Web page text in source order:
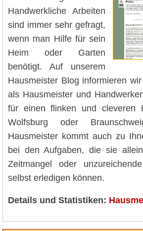
Handwerkliche Arbeiten
sind immer sehr gefragt,
wenn man Hilfe für sein
Heim oder Garten
benötigt. Auf unserem
Hausmeister Blog informieren
als Hausmeister und
für einen flinken und cleveren
Wolfsburg oder
Hausmeister kommt auch zu
bei den Aufgaben, die sie
Zeitmangel oder
selbst erledigen können.
Details und Statistiken: